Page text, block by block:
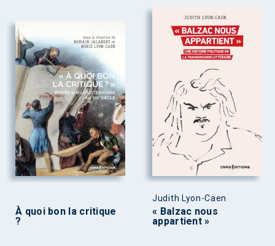
À quoi bon la critique
?
Judith Lyon-Caen
« Balzac nous
appartient »